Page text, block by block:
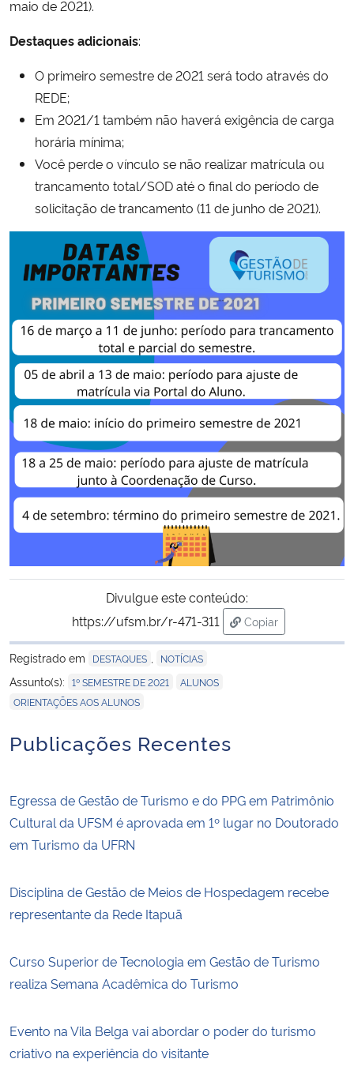
maio de 2021).
Destaques adicionais:
O primeiro semestre de 2021 será todo através do
REDE;
Em 2021/1 também não haverá exigência de carga
horária mínima;
Você perde o vínculo se não realizar matrícula ou
trancamento total/SOD até o final do período de
solicitação de trancamento (11 de junho de 2021).
Divulgue este conteúdo:
https://ufsm.br/r-471-311
Copiar
para área de
Registrado em
DESTAQUES NOTÍCIAS
Assunto(s): 1º SEMESTRE DE 2021 ALUNOS
ORIENTAÇÕES AOS ALUNOS
Publicações Recentes
Egressa de Gestão de Turismo e do PPG em Patrimônio
Cultural da UFSM é aprovada em 1º lugar no Doutorado
em Turismo da UFRN
Disciplina de Gestão de Meios de Hospedagem recebe
representante da Rede Itapuã
Curso Superior de Tecnologia em Gestão de Turismo
realiza Semana Acadêmica do Turismo
Evento na Vila Belga vai abordar o poder do turismo
criativo na experiência do visitante